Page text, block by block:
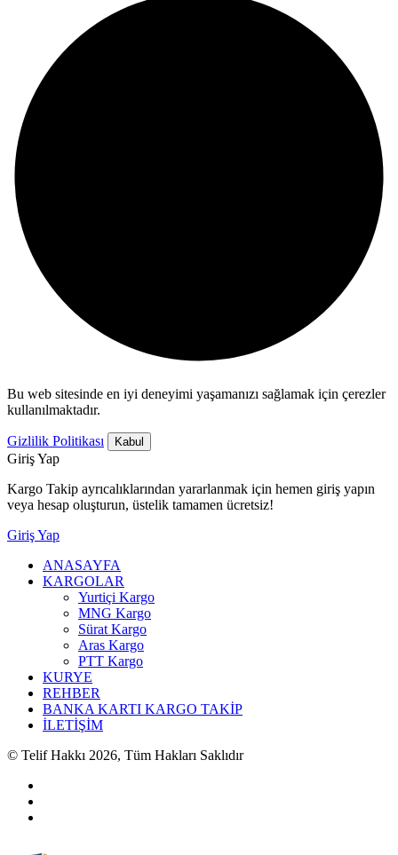
Bu web sitesinde en iyi deneyimi yaşamanızı sağlamak için çerezler
kullanılmaktadır.
Gizlilik Politikası Kabul
Giriş Yap
Kargo Takip ayrıcalıklarından yararlanmak için hemen giriş yapın
veya hesap oluşturun, üstelik tamamen ücretsiz!
Giriş Yap
ANASAYFA
KARGOLAR
Yurtiçi Kargo
MNG Kargo
Sürat Kargo
Aras Kargo
PTT Kargo
KURYE
REHBER
BANKA KARTI KARGO TAKİP
İLETİŞİM
© Telif Hakkı 2026, Tüm Hakları Saklıdır